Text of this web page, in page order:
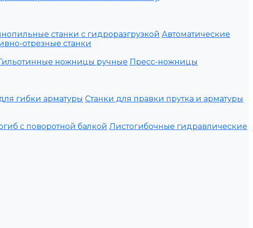
станки с гидроразгрузкой Автоматические
отрезные станки
ножницы ручные Пресс-ножницы
гибки арматуры Станки для правки прутка и арматуры
с поворотной балкой Листогибочные гидравлические